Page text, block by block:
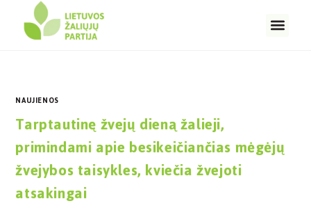
NAUJIENOS
Tarptautinę žvejų dieną žalieji,
primindami apie besikeičiančias mėgėjų
žvejybos taisykles, kviečia žvejoti
atsakingai